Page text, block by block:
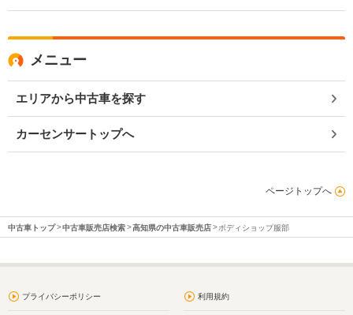
メニュー
エリアから中古車を探す
カーセンサートップへ
ページトップへ
中古車トップ 中古車販売店検索 高知県の中古車販売店 ボディショップ服部
プライバシーポリシー 利用規約